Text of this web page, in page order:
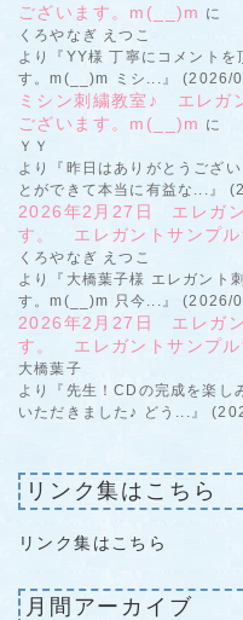
ございます。m(__)m に
くろやなぎ えつこ
より『YY様 丁寧にコメントを
す。m(__)m ミシ...』 (2026/
ミシン刺繍教室♪ エレガ
ございます。m(__)m に
ＹＹ
より『昨日はありがとうござ
とができて本当に有益な...』
2026年2月27日 エレガン
す。 エレガントサンプル
くろやなぎ えつこ
より『大橋葉子様 エレガント
す。m(__)m 只今...』 (2026/
2026年2月27日 エレガン
す。 エレガントサンプル
大橋葉子
より『先生！CDの完成を楽し
いただきました♪ どう...』
リンク集はこちら
リンク集はこちら
月間アーカイブ